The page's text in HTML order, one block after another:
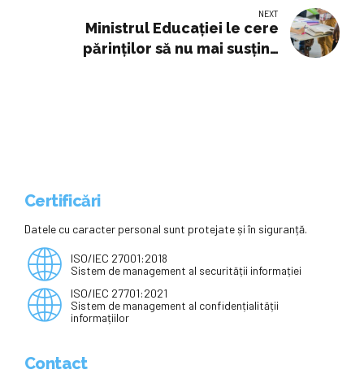
NEXT
Ministrul Educației le cere
părinților să nu mai susțină
Certificări
Datele cu caracter personal sunt protejate și în siguranță.
ISO/IEC 27001:2018
Sistem de management al securității informației
ISO/IEC 27701:2021
Sistem de management al confidențialității
informațiilor
Contact